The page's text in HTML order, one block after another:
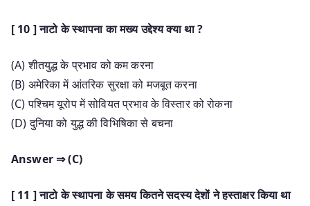
[ 10 ] नाटो के स्थापना का मख्य उद्देश्य क्या था ?
(A) शीतयुद्ध के प्रभाव को कम करना
(B) अमेरिका में आंतरिक सुरक्षा को मजबूत करना
(C) पश्चिम यूरोप में सोवियत प्रभाव के विस्तार को रोकना
(D) दुनिया को युद्ध की विभिषिका से बचना
Answer ⇒ (C)
[ 11 ] नाटो के स्थापना के समय कितने सदस्य देशों ने हस्ताक्षर किया था